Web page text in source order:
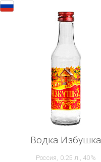
Водка Избушка
Россия, 0.25 л., 40%